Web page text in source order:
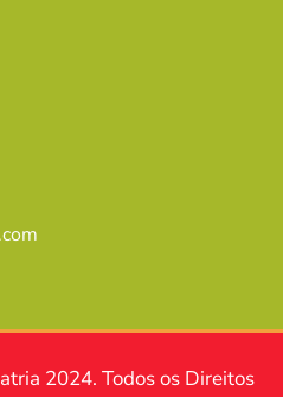
2024. Todos os Direitos